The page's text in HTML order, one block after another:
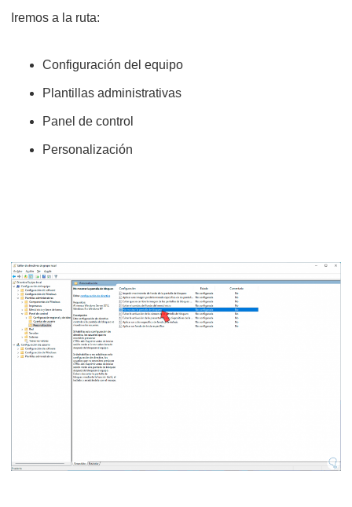
Iremos a la ruta:
Configuración del equipo
Plantillas administrativas
Panel de control
Personalización